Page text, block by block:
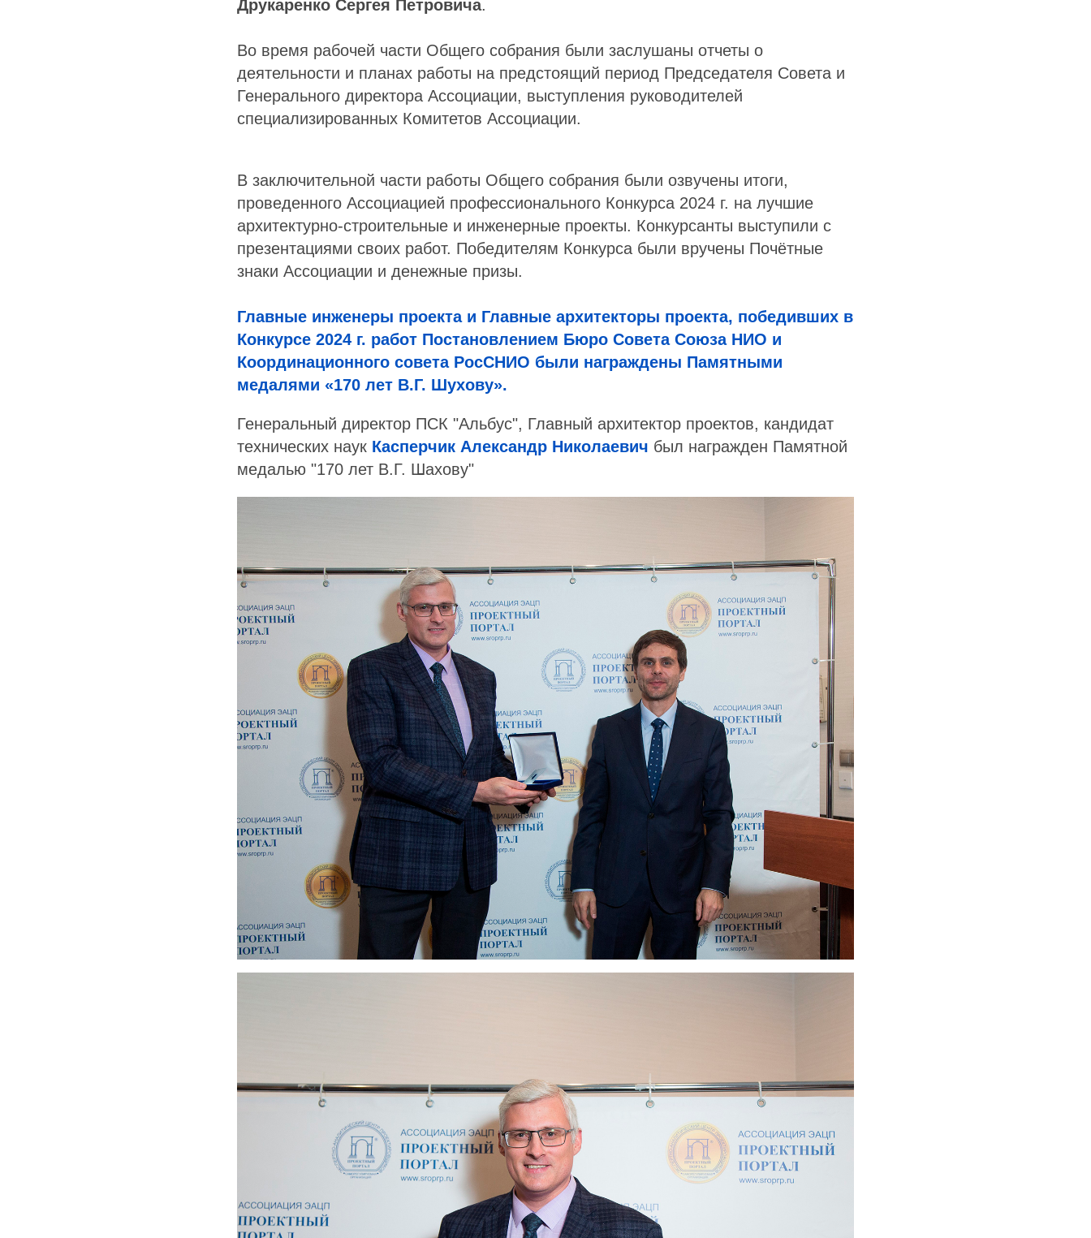
Друкаренко Сергея Петровича.
Во время рабочей части Общего собрания были заслушаны отчеты о
деятельности и планах работы на предстоящий период Председателя Совета и
Генерального директора Ассоциации, выступления руководителей
специализированных Комитетов Ассоциации.
В заключительной части работы Общего собрания были озвучены итоги,
проведенного Ассоциацией профессионального Конкурса 2024 г. на лучшие
архитектурно-строительные и инженерные проекты. Конкурсанты выступили с
презентациями своих работ. Победителям Конкурса были вручены Почётные
знаки Ассоциации и денежные призы.
Главные инженеры проекта и Главные архитекторы проекта, победивших в
Конкурсе 2024 г. работ Постановлением Бюро Совета Союза НИО и
Координационного совета РосСНИО были награждены Памятными
медалями «170 лет В.Г. Шухову».
Генеральный директор ПСК "Альбус", Главный архитектор проектов, кандидат
технических наук Касперчик Александр Николаевич был награжден Памятной
медалью "170 лет В.Г. Шахову"